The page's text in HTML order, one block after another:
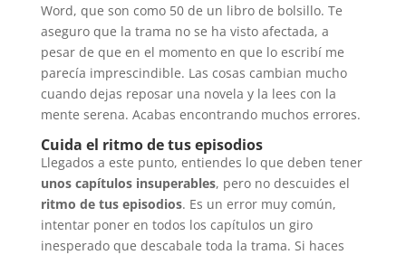
Word, que son como 50 de un libro de bolsillo. Te
aseguro que la trama no se ha visto afectada, a
pesar de que en el momento en que lo escribí me
parecía imprescindible. Las cosas cambian mucho
cuando dejas reposar una novela y la lees con la
mente serena. Acabas encontrando muchos errores.
Cuida el ritmo de tus episodios
Llegados a este punto, entiendes lo que deben tener
unos capítulos insuperables, pero no descuides el
ritmo de tus episodios. Es un error muy común,
intentar poner en todos los capítulos un giro
inesperado que descabale toda la trama. Si haces